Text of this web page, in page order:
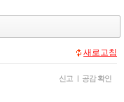
새로고침
신고 | 공감 확인